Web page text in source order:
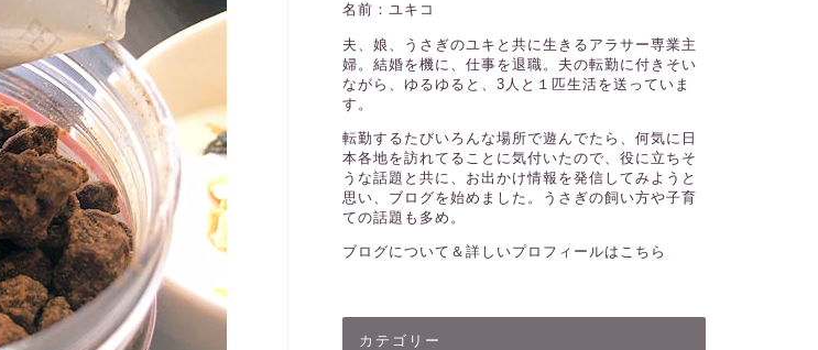
名前：ユキコ
夫、娘、うさぎのユキと共に生きるアラサー専業主
婦。結婚を機に、仕事を退職。夫の転勤に付きそい
ながら、ゆるゆると、3人と１匹生活を送っていま
す。
転勤するたびいろんな場所で遊んでたら、何気に日
本各地を訪れてることに気付いたので、役に立ちそ
うな話題と共に、お出かけ情報を発信してみようと
思い、ブログを始めました。うさぎの飼い方や子育
ての話題も多め。
ブログについて＆詳しいプロフィールはこちら
カテゴリー